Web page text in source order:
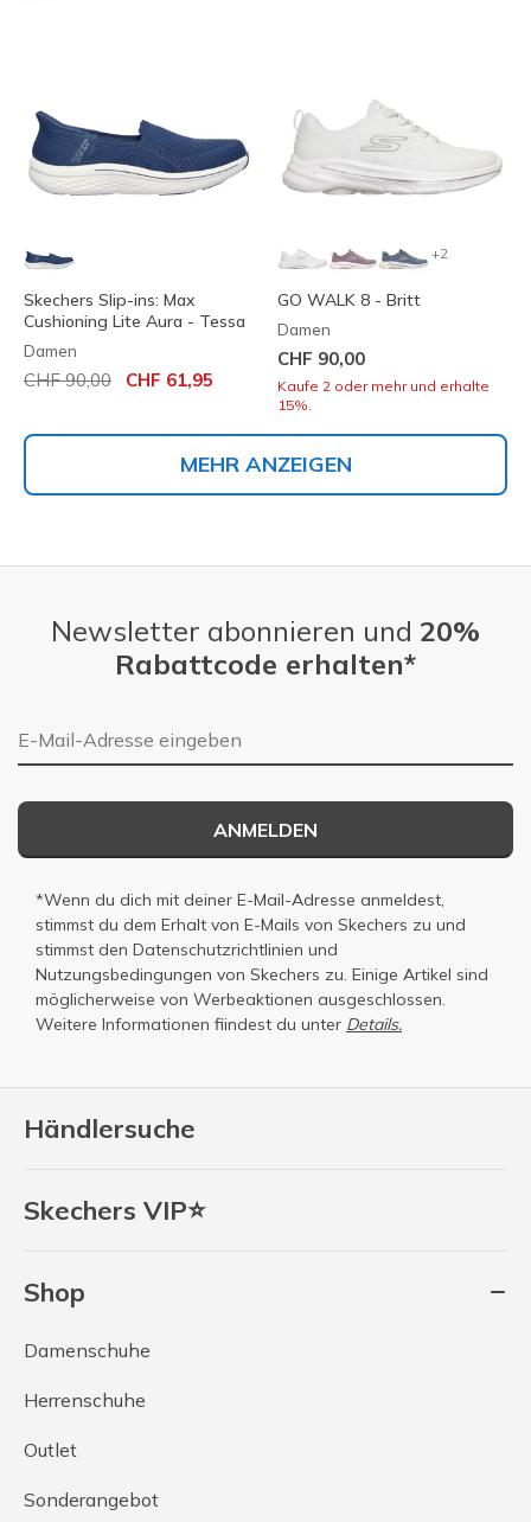
Skechers Slip-ins: Max
Cushioning Lite Aura - Tessa
Damen
Reduziert von
CHF 90,00 auf
CHF 61,95
+2
GO WALK 8 - Britt
Damen
CHF 90,00
Kaufe 2 oder mehr und erhalte
15%.
MEHR ANZEIGEN
Händlersuche
Skechers VIP⭐
Shop
Damenschuhe
Herrenschuhe
Outlet
Sonderangebot
Newsletter abonnieren und 20%
Rabattcode erhalten*
E-Mail-Adresse
ANMELDEN
*Wenn du dich mit deiner E-Mail-Adresse anmeldest,
stimmst du dem Erhalt von E-Mails von Skechers zu und
stimmst den Datenschutzrichtlinien und
Nutzungsbedingungen von Skechers zu. Einige Artikel sind
möglicherweise von Werbeaktionen ausgeschlossen.
Weitere Informationen fiindest du unter Details.